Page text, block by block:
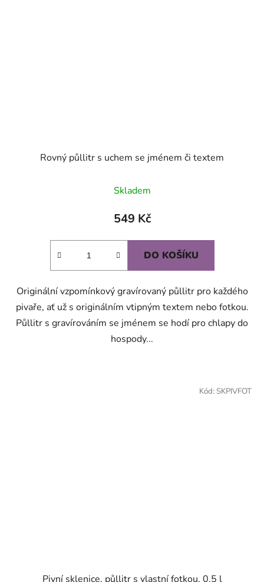
Rovný půllitr s uchem se jménem či textem
Skladem
549 Kč
DO KOŠÍKU
Originální vzpomínkový gravírovaný půllitr pro každého
pivaře, ať už s originálním vtipným textem nebo fotkou.
Půllitr s gravírováním se jménem se hodí pro chlapy do
hospody...
Pivní sklenice, půllitr s vlastní fotkou, 0,5 l
Kód: SKPIVFOT